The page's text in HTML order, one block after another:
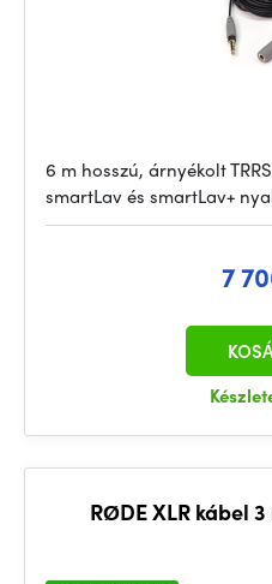
6 m hosszú, árnyékolt
smartLav és smartLav+
7
RØDE XLR kábel